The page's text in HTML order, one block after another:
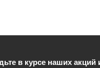
в курсе наших акций